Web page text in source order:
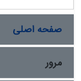
صفحه اصلی
مرور